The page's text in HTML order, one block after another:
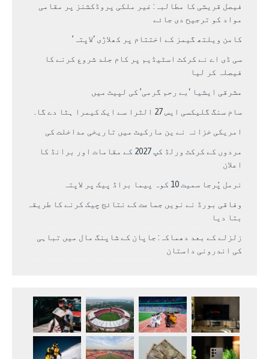
فیصل قریشی کا مطالبہ: غیر ملکی پروڈکشنز پر مقامی
مواد کو ترجیح دی جائے
کامن ویلتھ گیمز کے اختتام پر کھلاڑی ‘لاپتہ’
سی ڈی اے نے کرکٹ اسٹیڈیم پر کام جلد شروع کرنے کا
فیصلہ کر لیا
مشرقی ایشیا ‘بے رحم گرمی’ کی لپیٹ میں
سام سنگ گلیکسی ایس 27 الٹرا سے ایک کیمرا ہٹا دے گا.
امریکی خزانہ نے ین مارکیٹ میں تاریخی مداخلت کی
مردوں کے کرکٹ ورلڈ کپ 2027 کے مقامات اور برانڈ کا
اعلان
نرمل پُرجا سمیت 10 کوہ پیما براڈ پیک پر لاپتہ
وفاقی بورڈ نے نویں جماعت کے نتائج چیک کرنے کا طریقہ
بتا دیا
زلزلے کے بعد دھماکہ: جاپان کے شاپنگ مال میں تباہی
کی اندرونی داستان